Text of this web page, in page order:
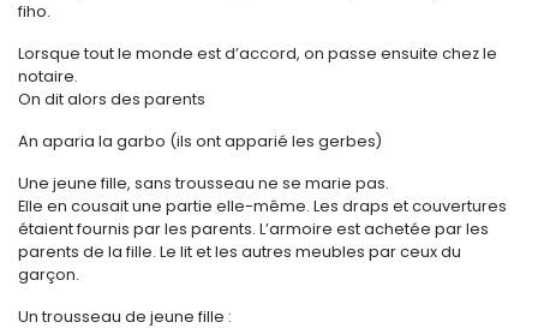
fiho.
Lorsque tout le monde est d’accord, on passe ensuite chez le
notaire.
On dit alors des parents
An aparia la garbo (ils ont apparié les gerbes)
Une jeune fille, sans trousseau ne se marie pas.
Elle en cousait une partie elle-même. Les draps et couvertures
étaient fournis par les parents. L’armoire est achetée par les
parents de la fille. Le lit et les autres meubles par ceux du
garçon.
Un trousseau de jeune fille :